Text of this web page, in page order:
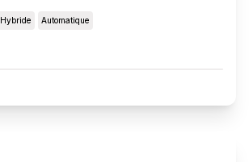
Hybride Automatique